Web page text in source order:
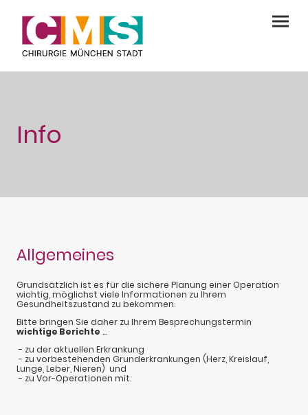
Info
Allgemeines
Grundsätzlich ist es für die sichere Planung einer Operation
wichtig, möglichst viele Informationen zu Ihrem
Gesundheitszustand zu bekommen.
Bitte bringen Sie daher zu Ihrem Besprechungstermin
wichtige Berichte ...
- zu der aktuellen Erkrankung
- zu vorbestehenden Grunderkrankungen (Herz, Kreislauf,
Lunge, Leber, Nieren) und
- zu Vor-Operationen mit.